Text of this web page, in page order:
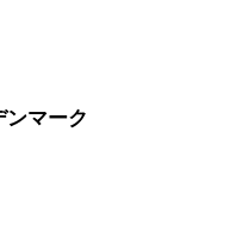
ンマーク